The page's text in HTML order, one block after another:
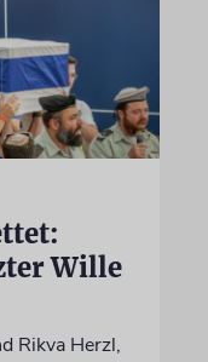
Wille
Rikva Herzl,